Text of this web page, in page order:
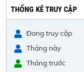
THỐNG KÊ TRUY CẬP
Đang truy cập
Tháng này
Tháng trước